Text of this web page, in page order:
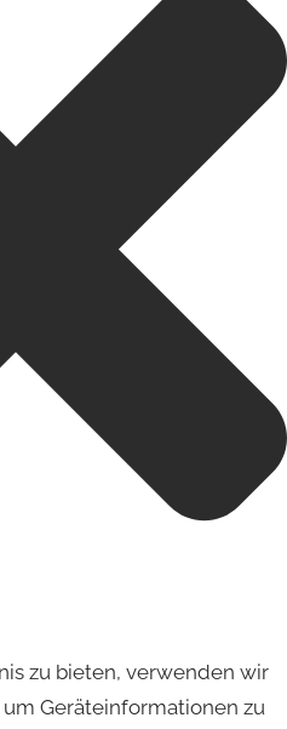
zu bieten, verwenden wir
Geräteinformationen zu